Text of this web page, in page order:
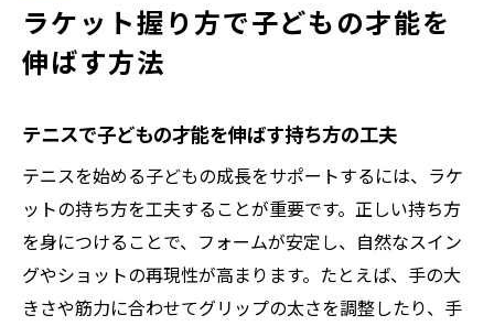
ラケット握り方で子どもの才能を
伸ばす方法
テニスで子どもの才能を伸ばす持ち方の工夫
テニスを始める子どもの成長をサポートするには、ラケ
ットの持ち方を工夫することが重要です。正しい持ち方
を身につけることで、フォームが安定し、自然なスイン
グやショットの再現性が高まります。たとえば、手の大
きさや筋力に合わせてグリップの太さを調整したり、手